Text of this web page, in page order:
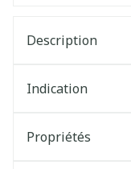
Description
Indication
Propriétés